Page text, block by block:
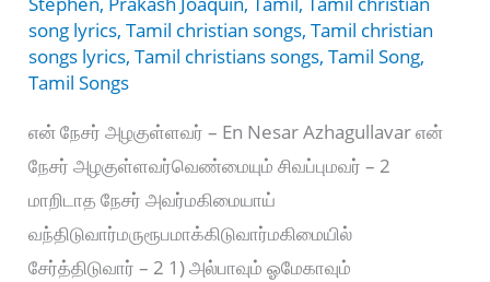
song lyrics,Tamil christian songs,Tamil christian
songs lyrics,Tamil christians songs,Tamil Song,
Tamil Songs
என் நேசர் அழகுள்ளவர் – En Nesar Azhagullavar என்
நேசர் அழகுள்ளவர்வெண்மையும் சிவப்புமவர் – 2
மாறிடாத நேசர் அவர்மகிமையாய்
வந்திடுவார்மருரூபமாக்கிடுவார்மகிமையில்
சேர்த்திடுவார் – 2 1) அல்பாவும் ஓமேகாவும்